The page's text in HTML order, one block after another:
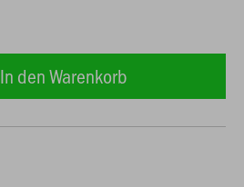
In den Warenkorb